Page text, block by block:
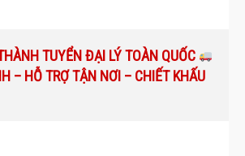
TUYỂN ĐẠI LÝ TOÀN QUỐC
– HỖ TRỢ TẬN NƠI – CHIẾT KHẤU